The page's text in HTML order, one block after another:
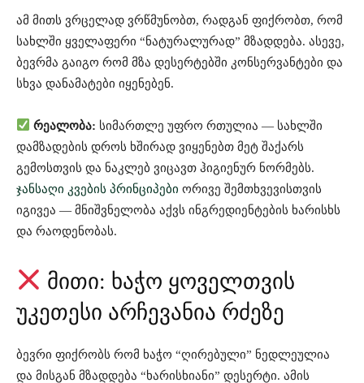
ამ მითს ვრცელად ვრწმუნობთ, რადგან ფიქრობთ, რომ
სახლში ყველაფერი “ნატურალურად” მზადდება. ასევე,
ბევრმა გაიგო რომ მზა დესერტებში კონსერვანტები და
სხვა დანამატები იყენებენ.
რეალობა: სიმართლე უფრო რთულია — სახლში
დამზადების დროს ხშირად ვიყენებთ მეტ შაქარს
გემოსთვის და ნაკლებ ვიცავთ ჰიგიენურ ნორმებს.
ჯანსაღი კვების პრინციპები ორივე შემთხვევისთვის
იგივეა — მნიშვნელობა აქვს ინგრედიენტების ხარისხს
და რაოდენობას.
მითი: ხაჭო ყოველთვის
უკეთესი არჩევანია რძეზე
ბევრი ფიქრობს რომ ხაჭო “ღირებული” ნედლეულია
და მისგან მზადდება “ხარისხიანი” დესერტი. ამის